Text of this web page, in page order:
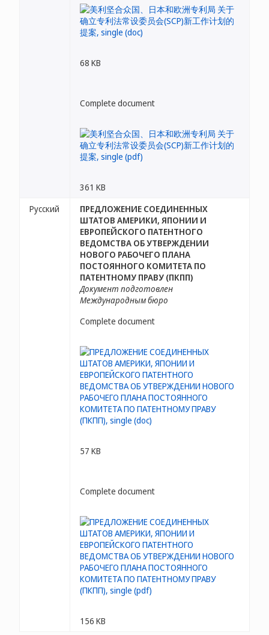
68 KB
Complete document
361 KB
Русский
ПРЕДЛОЖЕНИЕ СОЕДИНЕННЫХ
ШТАТОВ АМЕРИКИ, ЯПОНИИ И
ЕВРОПЕЙСКОГО ПАТЕНТНОГО
ВЕДОМСТВА ОБ УТВЕРЖДЕНИИ
НОВОГО РАБОЧЕГО ПЛАНА
ПОСТОЯННОГО КОМИТЕТА ПО
ПАТЕНТНОМУ ПРАВУ (ПКПП)
Документ подготовлен
Международным бюро
Complete document
57 KB
Complete document
156 KB